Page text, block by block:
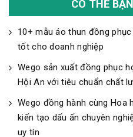
CÓ THỂ
10+ mẫu áo thun đồng
tốt cho doanh nghiệp
Wego sản xuất đồng phục
Hội An với tiêu chuẩn chất
Wego đồng hành cùng Hoa
kiến tạo dấu ấn chuyên
uy tín